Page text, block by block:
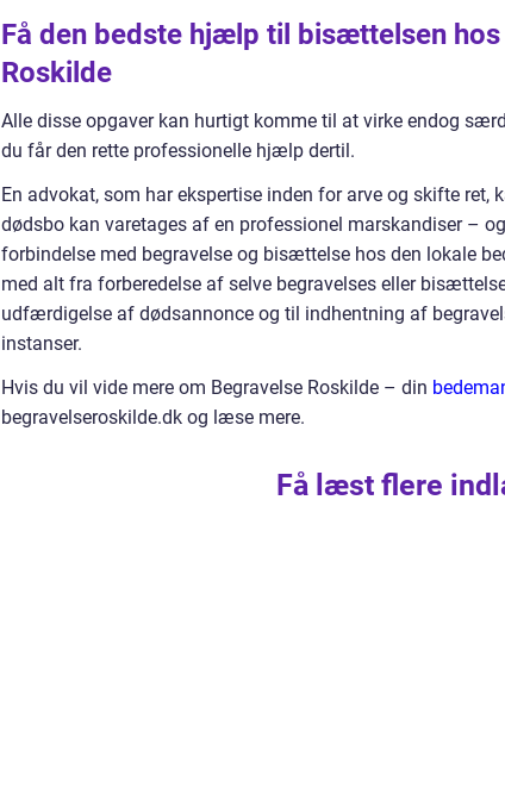
Få den bedste hjælp til bisættelsen
Roskilde
Alle disse opgaver kan hurtigt komme til at virke endog
du får den rette professionelle hjælp dertil.
En advokat, som har ekspertise inden for arve og skifte
dødsbo kan varetages af en professionel marskandiser –
forbindelse med begravelse og bisættelse hos den lokale
med alt fra forberedelse af selve begravelses eller
udfærdigelse af dødsannonce og til indhentning af
instanser.
Hvis du vil vide mere om Begravelse Roskilde – din
begravelseroskilde.dk og læse mere.
Få læst flere